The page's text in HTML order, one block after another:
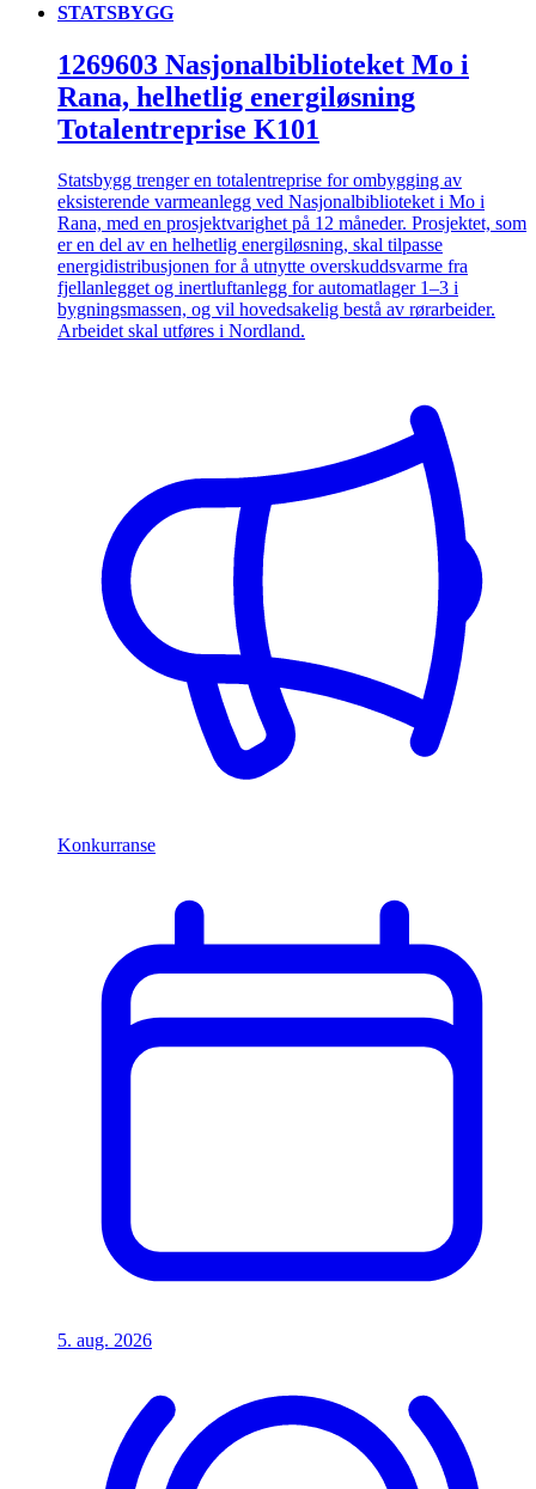
STATSBYGG
1269603 Nasjonalbiblioteket Mo i
Rana, helhetlig energiløsning
Totalentreprise K101
Statsbygg trenger en totalentreprise for ombygging av
eksisterende varmeanlegg ved Nasjonalbiblioteket i Mo i
Rana, med en prosjektvarighet på 12 måneder. Prosjektet, som
er en del av en helhetlig energiløsning, skal tilpasse
energidistribusjonen for å utnytte overskuddsvarme fra
fjellanlegget og inertluftanlegg for automatlager 1–3 i
bygningsmassen, og vil hovedsakelig bestå av rørarbeider.
Arbeidet skal utføres i Nordland.
Konkurranse
5. aug. 2026